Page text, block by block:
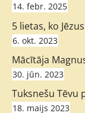
14. febr. 2025
5 lietas, ko
6. okt. 2023
Mācītāja
30. jūn. 2023
Tuksnešu Tēvu
18. maijs 2023